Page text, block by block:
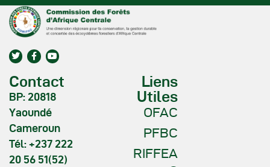
Contact
BP: 20818
Yaoundé
Cameroun
Tél: +237 222
20 56 51(52)
Liens
Utiles
OFAC
PFBC
RIFFEA